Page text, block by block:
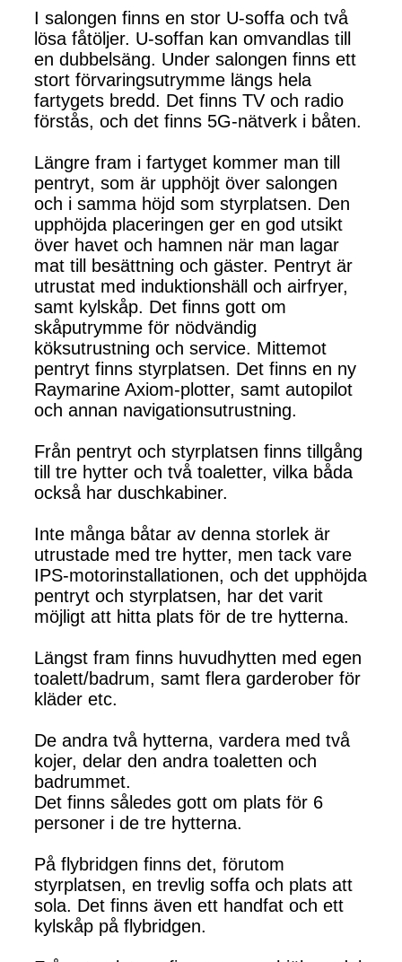
I salongen finns en stor U-soffa och två
lösa fåtöljer. U-soffan kan omvandlas till
en dubbelsäng. Under salongen finns ett
stort förvaringsutrymme längs hela
fartygets bredd. Det finns TV och radio
förstås, och det finns 5G-nätverk i båten.
Längre fram i fartyget kommer man till
pentryt, som är upphöjt över salongen
och i samma höjd som styrplatsen. Den
upphöjda placeringen ger en god utsikt
över havet och hamnen när man lagar
mat till besättning och gäster. Pentryt är
utrustat med induktionshäll och airfryer,
samt kylskåp. Det finns gott om
skåputrymme för nödvändig
köksutrustning och service. Mittemot
pentryt finns styrplatsen. Det finns en ny
Raymarine Axiom-plotter, samt autopilot
och annan navigationsutrustning.
Från pentryt och styrplatsen finns tillgång
till tre hytter och två toaletter, vilka båda
också har duschkabiner.
Inte många båtar av denna storlek är
utrustade med tre hytter, men tack vare
IPS-motorinstallationen, och det upphöjda
pentryt och styrplatsen, har det varit
möjligt att hitta plats för de tre hytterna.
Längst fram finns huvudhytten med egen
toalett/badrum, samt flera garderober för
kläder etc.
De andra två hytterna, vardera med två
kojer, delar den andra toaletten och
badrummet.
Det finns således gott om plats för 6
personer i de tre hytterna.
På flybridgen finns det, förutom
styrplatsen, en trevlig soffa och plats att
sola. Det finns även ett handfat och ett
kylskåp på flybridgen.